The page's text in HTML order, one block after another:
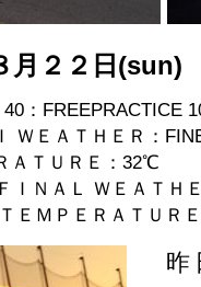
月２２日(sun)
：FREEPRACTICE
ＷＥＡＴＨＥＲ：
ＡＴＵＲＥ：32℃
ＩＮＡＬ ＷＥＡＴＨ
ＥＭＰＥＲＡＴＵＲ
昨